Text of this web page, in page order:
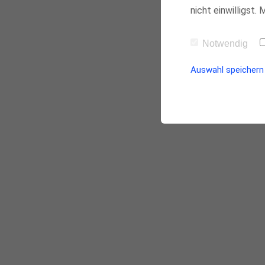
nicht einwilligst.
Notwendig
Auswahl speichern